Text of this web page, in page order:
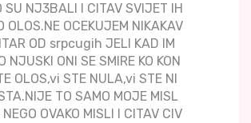
SU NJ3BALI I CITAV SVIJET IH
OLOS.NE OCEKUJEM NIKAKAV
OD srpcugih JELI KAD IM
NJUSKI ONI SE SMIRE KO KON
OLOS,vi STE NULA,vi STE NI
TO SAMO MOJE MISL
OVAKO MISLI I CITAV CIV